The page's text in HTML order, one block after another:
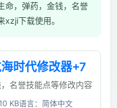
命，弹药，金钱，名誉
下载使用。
时代修改器+7
名誉技能点等修改内容
KB语言：简体中文